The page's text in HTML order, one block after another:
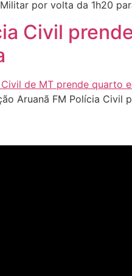
por volta da 1h20
Civil
Aruanã FM Polícia Civil